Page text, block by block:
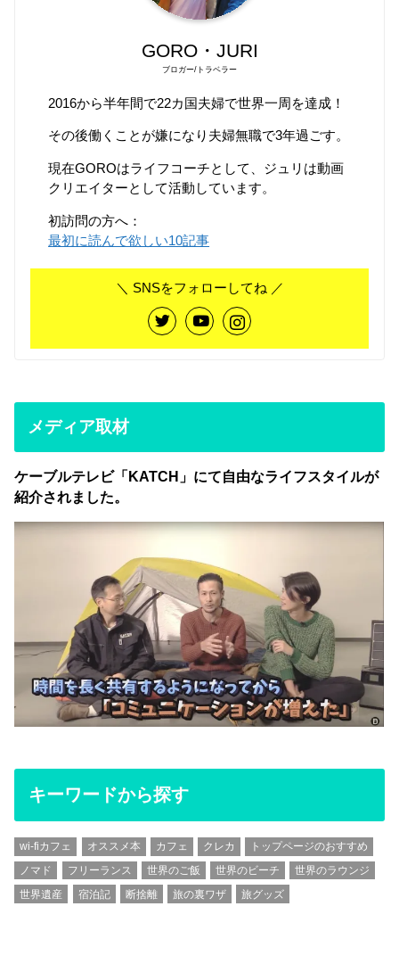
GORO・JURI
ブロガー/トラベラー
2016から半年間で22カ国夫婦で世界一周を達成！
その後働くことが嫌になり夫婦無職で3年過ごす。
現在GOROはライフコーチとして、ジュリは動画
クリエイターとして活動しています。
初訪問の方へ：
最初に読んで欲しい10記事
＼ SNSをフォローしてね ／
メディア取材
ケーブルテレビ「KATCH」にて自由なライフスタイルが
紹介されました。
キーワードから探す
wi-fiカフェ オススメ本 カフェ クレカ
トップページのおすすめ
ノマド
フリーランス 世界のご飯 世界のビーチ
世界のラウンジ
世界遺産
宿泊記 断捨離 旅の裏ワザ 旅グッズ